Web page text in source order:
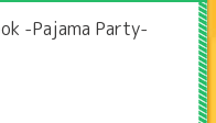
-Pajama Party-